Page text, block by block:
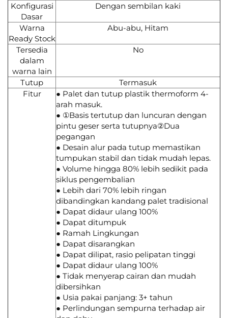
Konfigurasi
Dasar
Dengan sembilan kaki
Warna
Ready Stock
Abu-abu, Hitam
Tersedia
dalam
warna lain
No
Tutup
Termasuk
Fitur
● Palet dan tutup plastik thermoform 4-
arah masuk.
● ①Basis tertutup dan luncuran dengan
pintu geser serta tutupnya②Dua
pegangan
● Desain alur pada tutup memastikan
tumpukan stabil dan tidak mudah lepas.
● Volume hingga 80% lebih sedikit pada
siklus pengembalian
● Lebih dari 70% lebih ringan
dibandingkan kandang palet tradisional
● Dapat didaur ulang 100%
● Dapat ditumpuk
● Ramah Lingkungan
● Dapat disarangkan
● Dapat dilipat, rasio pelipatan tinggi
● Dapat didaur ulang 100%
● Tidak menyerap cairan dan mudah
dibersihkan
● Usia pakai panjang: 3+ tahun
● Perlindungan sempurna terhadap air